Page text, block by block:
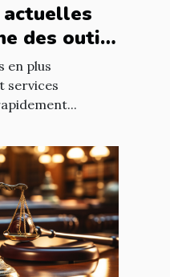
actuelles
des outils
en plus
services